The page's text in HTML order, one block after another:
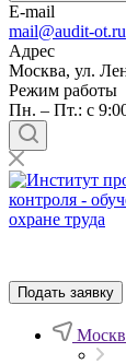
E-mail
mail@audit-ot.ru
Адрес
Москва, ул.
Режим работы
Пн. – Пт.: с
Подать заявку